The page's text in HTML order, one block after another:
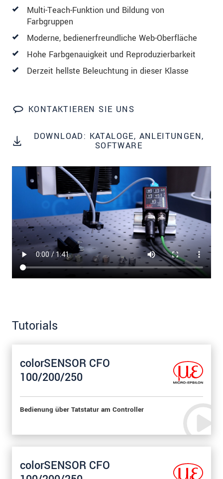
Multi-Teach-Funktion und Bildung von
Farbgruppen
Moderne, bedienerfreundliche Web-Oberfläche
Hohe Farbgenauigkeit und Reproduzierbarkeit
Derzeit hellste Beleuchtung in dieser Klasse
KONTAKTIEREN SIE UNS
DOWNLOAD: KATALOGE, ANLEITUNGEN,
SOFTWARE
Tutorials
colorSENSOR CFO
100/200/250
Bedienung über Tatstatur am Controller
colorSENSOR CFO